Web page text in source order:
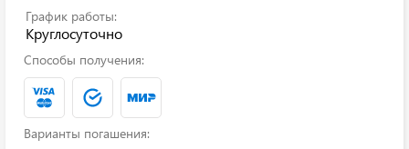
График работы:
Круглосуточно
Способы получения:
Варианты погашения: